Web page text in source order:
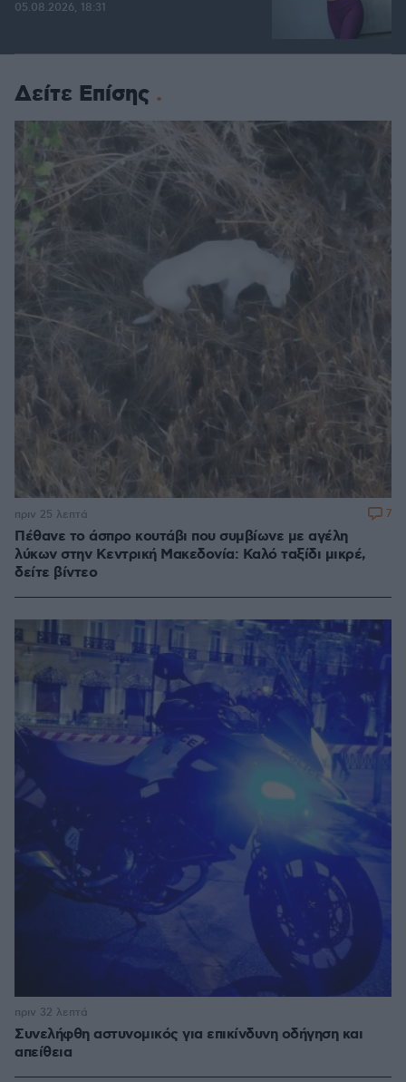
05.08.2026, 18:31
Δείτε Επίσης
Πέθανε το άσπρο κουτάβι που συμβίωνε με αγέλη
λύκων στην Κεντρική Μακεδονία: Καλό ταξίδι μικρέ,
δείτε βίντεο
πριν 25 λεπτά 7
Συνελήφθη αστυνομικός για επικίνδυνη οδήγηση και
απείθεια
πριν 32 λεπτά